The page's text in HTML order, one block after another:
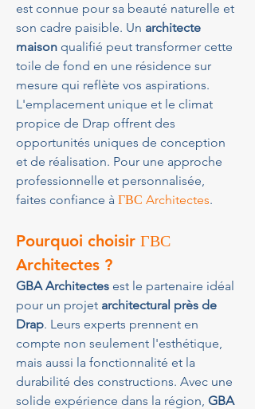
est connue pour sa beauté naturelle et
son cadre paisible. Un architecte
maison qualifié peut transformer cette
toile de fond en une résidence sur
mesure qui reflète vos aspirations.
L'emplacement unique et le climat
propice de Drap offrent des
opportunités uniques de conception
et de réalisation. Pour une approche
professionnelle et personnalisée,
faites confiance à ГВС Architectes.
Pourquoi choisir ГВС
Architectes ?
GBA Architectes est le partenaire idéal
pour un projet architectural près de
Drap. Leurs experts prennent en
compte non seulement l'esthétique,
mais aussi la fonctionnalité et la
durabilité des constructions. Avec une
solide expérience dans la région, GBA